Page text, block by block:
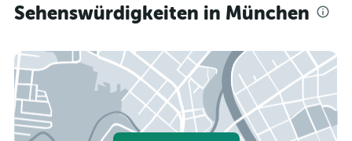
Sehenswürdigkeiten in München